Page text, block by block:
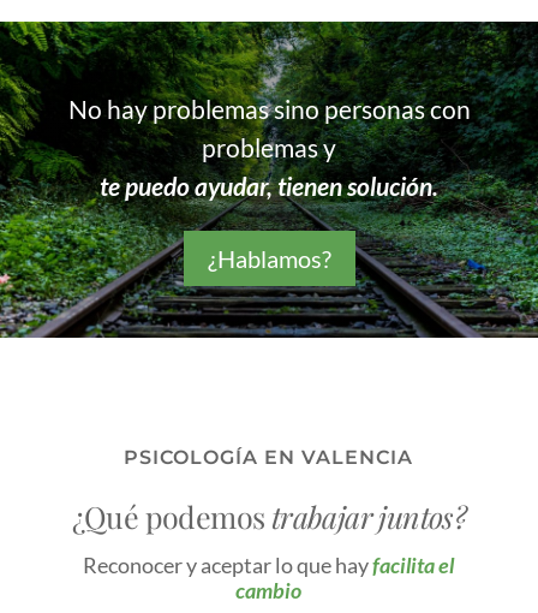
No hay problemas sino personas con
problemas y
tepuedo ayudar, tienen solución.
¿Hablamos?
PSICOLOGÍA EN VALENCIA
¿Qué podemos trabajar juntos?
Reconocer y aceptar lo que hayfacilita el
cambio